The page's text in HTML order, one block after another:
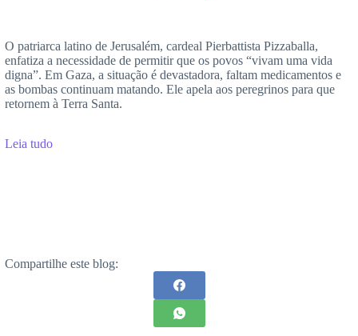
O patriarca latino de Jerusalém, cardeal Pierbattista Pizzaballa,
enfatiza a necessidade de permitir que os povos “vivam uma vida
digna”. Em Gaza, a situação é devastadora, faltam medicamentos e
as bombas continuam matando. Ele apela aos peregrinos para que
retornem à Terra Santa.
Leia tudo
Compartilhe este blog: